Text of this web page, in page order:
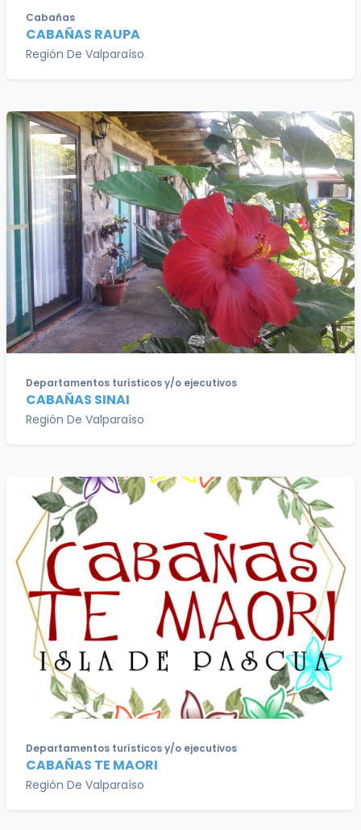
Cabañas
CABAÑAS RAUPA
Región De Valparaíso
Departamentos turísticos y/o ejecutivos
CABAÑAS SINAI
Región De Valparaíso
Departamentos turísticos y/o ejecutivos
CABAÑAS TE MAORI
Región De Valparaíso